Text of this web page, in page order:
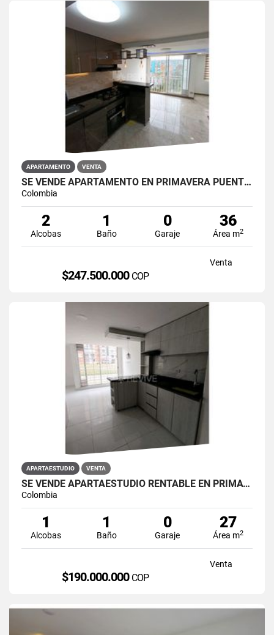
APARTAMENTO VENTA
SE VENDE APARTAMENTO EN PRIMAVERA PUENTE ARANDA
Colombia
2
Alcobas
1
Baño
0
Garaje
36
Área m2
Venta
$247.500.000 COP
APARTAESTUDIO VENTA
SE VENDE APARTAESTUDIO RENTABLE EN PRIMAVERA 6-39 ET 2
Colombia
1
Alcobas
1
Baño
0
Garaje
27
Área m2
Venta
$190.000.000 COP